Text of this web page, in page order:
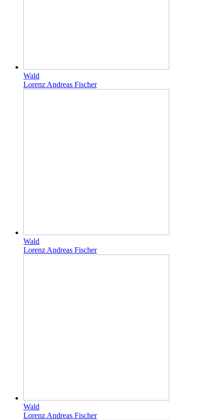
Wald
Lorenz Andreas Fischer
Wald
Lorenz Andreas Fischer
Wald
Lorenz Andreas Fischer